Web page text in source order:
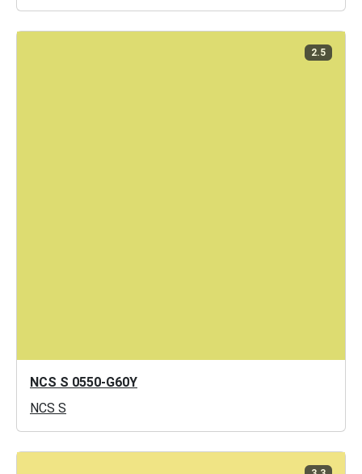
2.5
NCS S 0550-G60Y
NCS S